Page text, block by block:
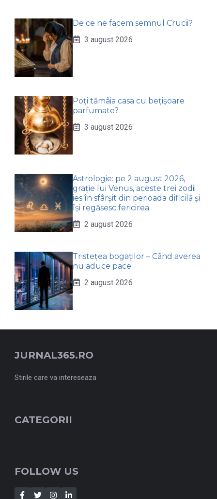
De ce ne facem semnul Crucii?
3 august 2026
Poți tămâia casa cu bețișoare
parfumate?
3 august 2026
Astrologie: pe 2 august 2026,
grație lui Venus, aceste trei zodii
ies în sfârșit din perioada dificilă și
își regăsesc fericirea
2 august 2026
Tristețea bogaților – Când averea
nu aduce pace
2 august 2026
JURNAL365.RO
Stirile care va intereseaza
CATEGORII
FOLLOW US